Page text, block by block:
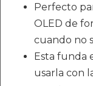
Perfecto
OLED de
cuando no
Esta funda
usarla con